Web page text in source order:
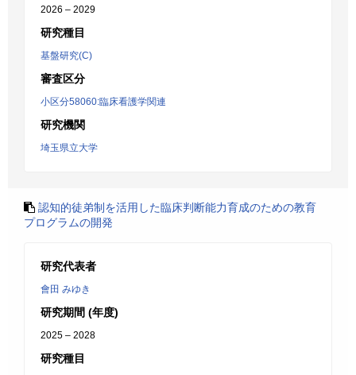
2026 – 2029
研究種目
基盤研究(C)
審査区分
小区分58060:臨床看護学関連
研究機関
埼玉県立大学
認知的徒弟制を活用した臨床判断能力育成のための教育
プログラムの開発
研究代表者
會田 みゆき
研究期間 (年度)
2025 – 2028
研究種目